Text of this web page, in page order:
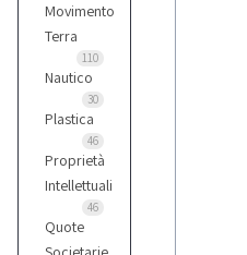
Movimento
Terra
110
Nautico
30
Plastica
46
Proprietà
Intellettuali
46
Quote